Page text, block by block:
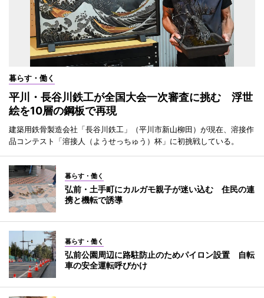
暮らす・働く
平川・長谷川鉄工が全国大会一次審査に挑む 浮世
絵を10層の鋼板で再現
建築用鉄骨製造会社「長谷川鉄工」（平川市新山柳田）が現在、溶接作
品コンテスト「溶接人（ようせっちゅう）杯」に初挑戦している。
暮らす・働く
弘前・土手町にカルガモ親子が迷い込む 住民の連
携と機転で誘導
暮らす・働く
弘前公園周辺に路駐防止のためパイロン設置 自転
車の安全運転呼びかけ